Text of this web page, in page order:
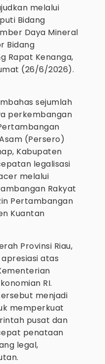
melalui
Bidang
Daya Mineral
Bidang
Rapat Kenanga,
(26/6/2026).
sejumlah
perkembangan
(Persero)
Kabupaten
legalisasi
melalui
Rakyat
Pertambangan
Kuantan
Provinsi Riau,
atas
RI.
menjadi
memperkuat
pusat dan
penataan
legal,